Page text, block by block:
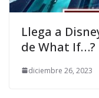
Llega a
de What If…?
diciembre 26, 2023